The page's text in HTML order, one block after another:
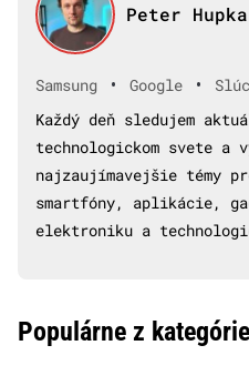
Peter Hupka
Samsung • Google •
Každý deň sledujem
technologickom svete a
najzaujímavejšie témy
smartfóny, aplikácie,
elektroniku a
Populárne z